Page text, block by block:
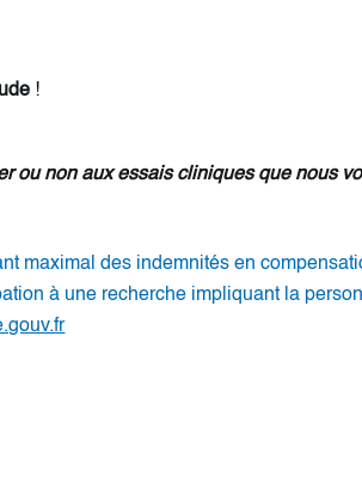
!
ou non aux essais cliniques que nous
maximal des indemnités en
à une recherche impliquant la